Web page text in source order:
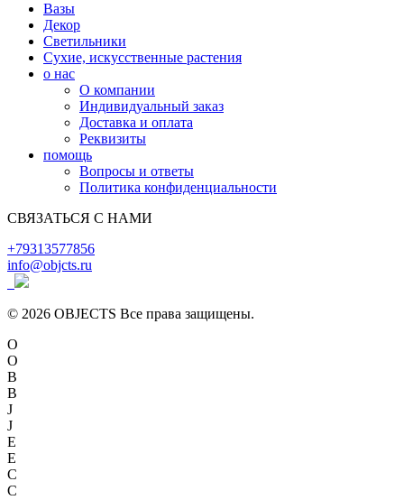
Вазы
Декор
Светильники
Сухие, искусственные растения
о нас
О компании
Индивидуальный заказ
Доставка и оплата
Реквизиты
помощь
Вопросы и ответы
Политика конфиденциальности
СВЯЗАТЬСЯ С НАМИ
+79313577856
info@objcts.ru
© 2026 OBJECTS Все права защищены.
O
O
B
B
J
J
E
E
C
C